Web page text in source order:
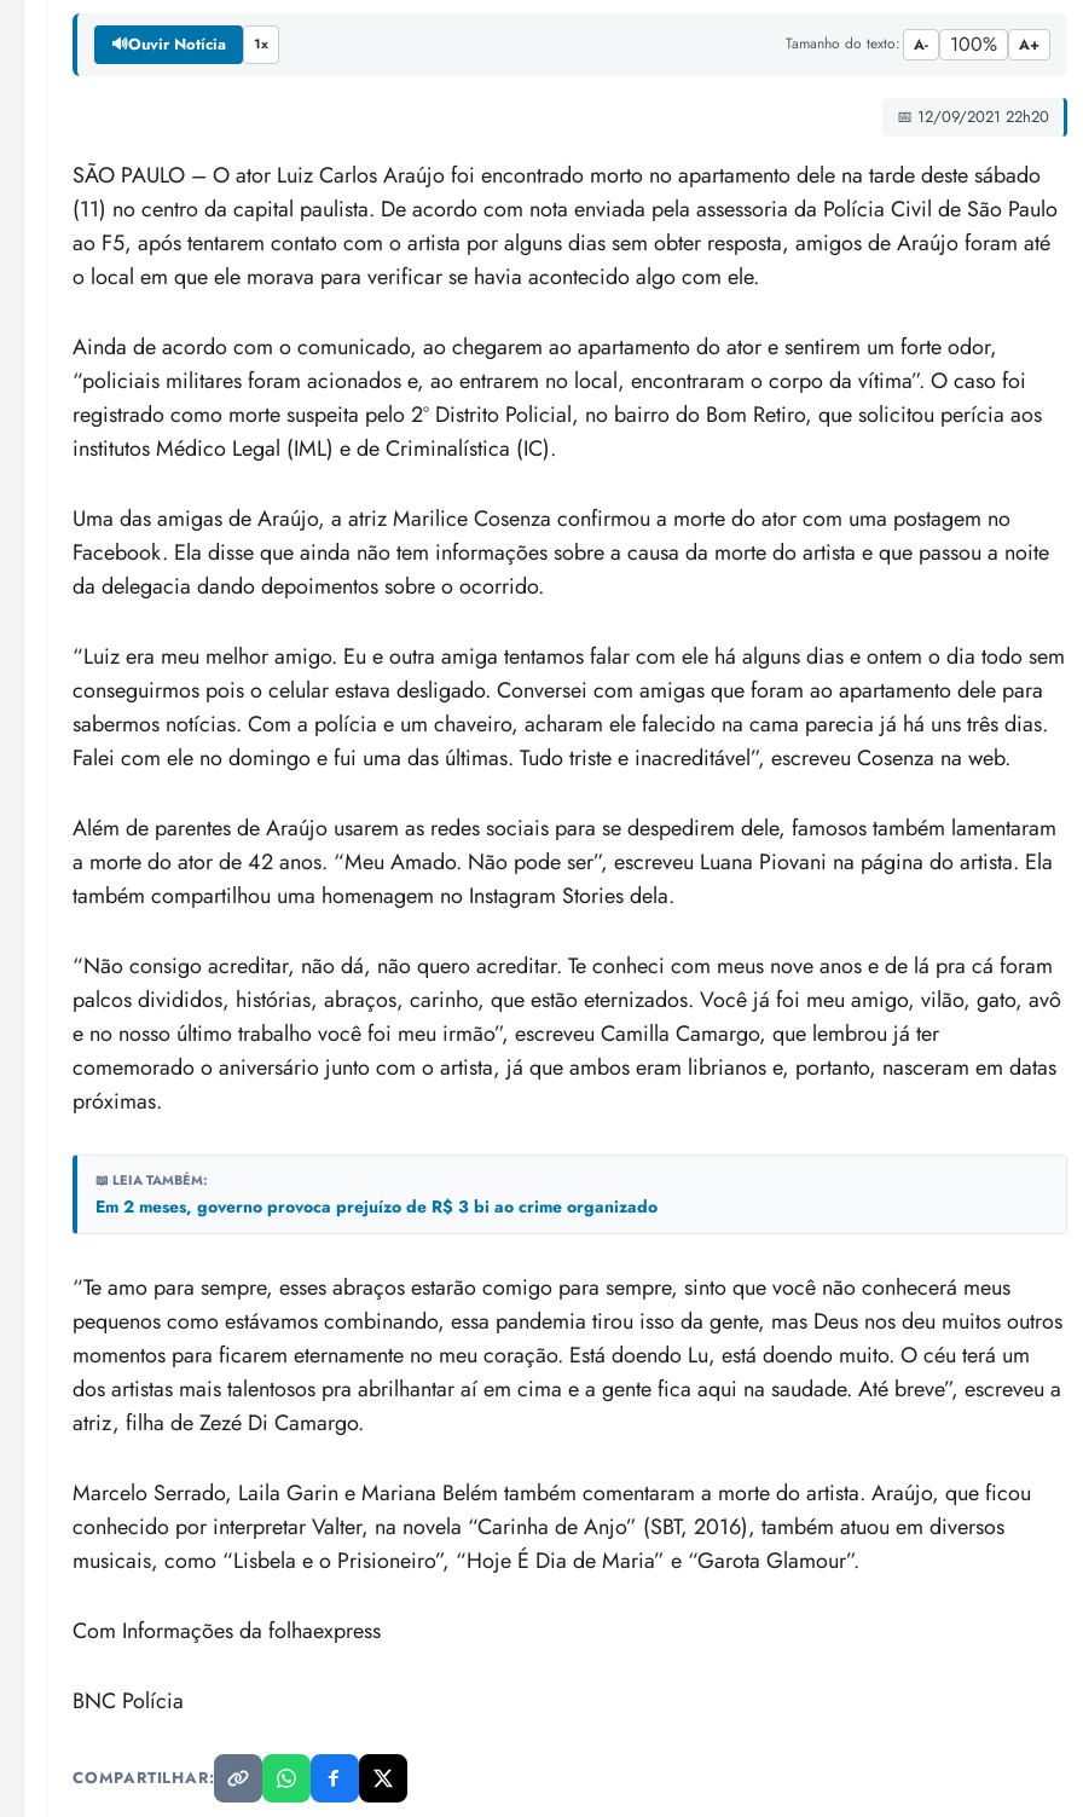
🔊Ouvir Notícia 1x Tamanho do texto: A- 100% A+
📅 12/09/2021 22h20
SÃO PAULO – O ator Luiz Carlos Araújo foi encontrado morto no apartamento dele na tarde deste sábado
(11) no centro da capital paulista. De acordo com nota enviada pela assessoria da Polícia Civil de São Paulo
ao F5, após tentarem contato com o artista por alguns dias sem obter resposta, amigos de Araújo foram até
o local em que ele morava para verificar se havia acontecido algo com ele.
Ainda de acordo com o comunicado, ao chegarem ao apartamento do ator e sentirem um forte odor,
“policiais militares foram acionados e, ao entrarem no local, encontraram o corpo da vítima”. O caso foi
registrado como morte suspeita pelo 2º Distrito Policial, no bairro do Bom Retiro, que solicitou perícia aos
institutos Médico Legal (IML) e de Criminalística (IC).
Uma das amigas de Araújo, a atriz Marilice Cosenza confirmou a morte do ator com uma postagem no
Facebook. Ela disse que ainda não tem informações sobre a causa da morte do artista e que passou a noite
da delegacia dando depoimentos sobre o ocorrido.
“Luiz era meu melhor amigo. Eu e outra amiga tentamos falar com ele há alguns dias e ontem o dia todo sem
conseguirmos pois o celular estava desligado. Conversei com amigas que foram ao apartamento dele para
sabermos notícias. Com a polícia e um chaveiro, acharam ele falecido na cama parecia já há uns três dias.
Falei com ele no domingo e fui uma das últimas. Tudo triste e inacreditável”, escreveu Cosenza na web.
Além de parentes de Araújo usarem as redes sociais para se despedirem dele, famosos também lamentaram
a morte do ator de 42 anos. “Meu Amado. Não pode ser”, escreveu Luana Piovani na página do artista. Ela
também compartilhou uma homenagem no Instagram Stories dela.
“Não consigo acreditar, não dá, não quero acreditar. Te conheci com meus nove anos e de lá pra cá foram
palcos divididos, histórias, abraços, carinho, que estão eternizados. Você já foi meu amigo, vilão, gato, avô
e no nosso último trabalho você foi meu irmão”, escreveu Camilla Camargo, que lembrou já ter
comemorado o aniversário junto com o artista, já que ambos eram librianos e, portanto, nasceram em datas
próximas.
📖 LEIA TAMBÉM:
Em 2 meses, governo provoca prejuízo de R$ 3 bi ao crime organizado
“Te amo para sempre, esses abraços estarão comigo para sempre, sinto que você não conhecerá meus
pequenos como estávamos combinando, essa pandemia tirou isso da gente, mas Deus nos deu muitos outros
momentos para ficarem eternamente no meu coração. Está doendo Lu, está doendo muito. O céu terá um
dos artistas mais talentosos pra abrilhantar aí em cima e a gente fica aqui na saudade. Até breve”, escreveu a
atriz, filha de Zezé Di Camargo.
Marcelo Serrado, Laila Garin e Mariana Belém também comentaram a morte do artista. Araújo, que ficou
conhecido por interpretar Valter, na novela “Carinha de Anjo” (SBT, 2016), também atuou em diversos
musicais, como “Lisbela e o Prisioneiro”, “Hoje É Dia de Maria” e “Garota Glamour”.
Com Informações da folhaexpress
BNC Polícia
COMPARTILHAR: